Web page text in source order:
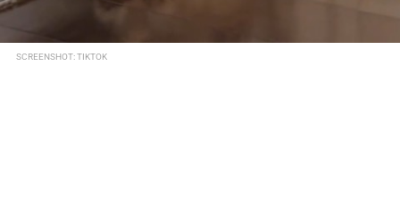
SCREENSHOT: TIKTOK